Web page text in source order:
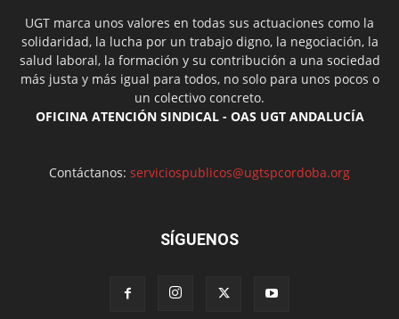
UGT marca unos valores en todas sus actuaciones como la
solidaridad, la lucha por un trabajo digno, la negociación, la
salud laboral, la formación y su contribución a una sociedad
más justa y más igual para todos, no solo para unos pocos o
un colectivo concreto.
OFICINA ATENCIÓN SINDICAL - OAS UGT ANDALUCÍA
Contáctanos: serviciospublicos@ugtspcordoba.org
SÍGUENOS